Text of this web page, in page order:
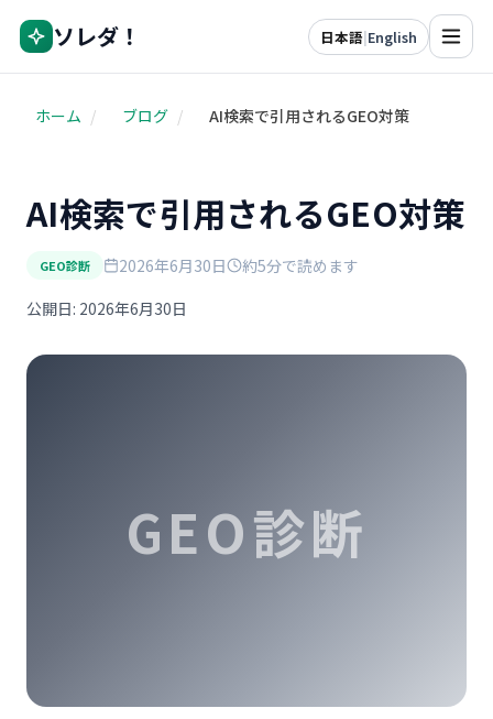
ソレダ！ 日本語|English
ホーム / ブログ / AI検索で引用されるGEO対策
AI検索で引用されるGEO対策
GEO診断 2026年6月30日
約5分で読めます
公開日: 2026年6月30日
GEO診断